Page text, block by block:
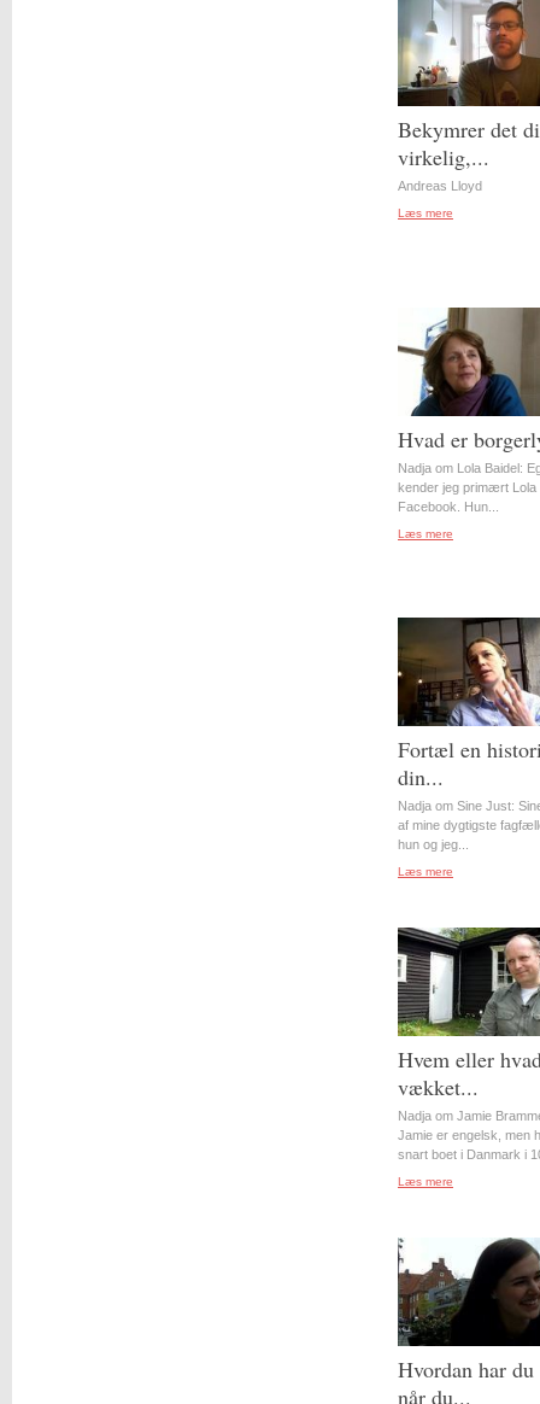
Bekymrer det
virkelig,...
Andreas Lloyd
Læs mere
Hvad er
Nadja om Lola Baidel:
kender jeg primært Lola
Facebook. Hun...
Læs mere
Fortæl en
din...
Nadja om Sine Just:
af mine dygtigste
hun og jeg...
Læs mere
Hvem eller
vækket...
Nadja om Jamie
Jamie er engelsk, men
snart boet i Danmark i
Læs mere
Hvordan har du
når du...